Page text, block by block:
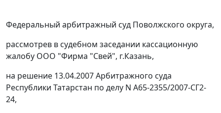
Федеральный арбитражный суд Поволжского округа,
рассмотрев в судебном заседании кассационную
жалобу ООО "Фирма "Свей", г.Казань,
на решение 13.04.2007 Арбитражного суда
Республики Татарстан по делу N А65-2355/2007-СГ2-
24,